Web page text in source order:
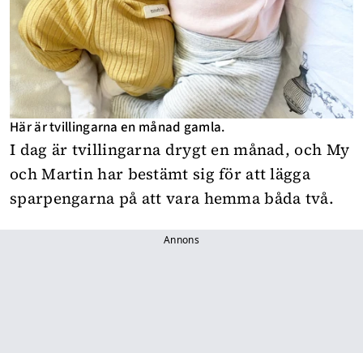
Här är tvillingarna en månad gamla.
I dag är tvillingarna drygt en månad, och My
och Martin har bestämt sig för att lägga
sparpengarna på att vara hemma båda två.
Annons